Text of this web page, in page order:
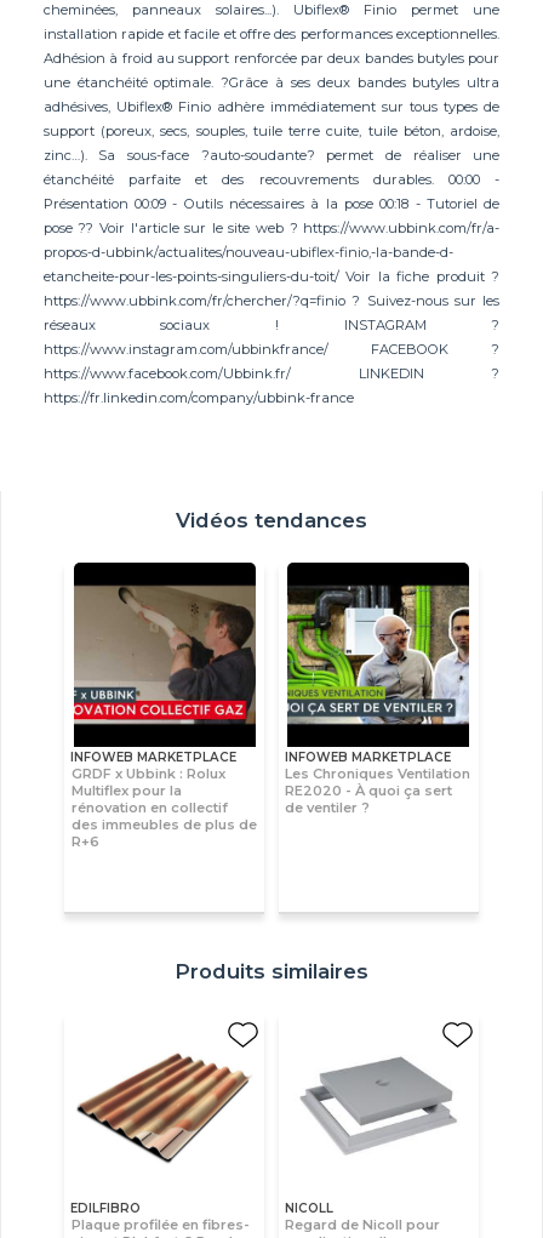
cheminées, panneaux solaires...). Ubiflex® Finio permet une
installation rapide et facile et offre des performances exceptionnelles.
Adhésion à froid au support renforcée par deux bandes butyles pour
une étanchéité optimale. ?Grâce à ses deux bandes butyles ultra
adhésives, Ubiflex® Finio adhère immédiatement sur tous types de
support (poreux, secs, souples, tuile terre cuite, tuile béton, ardoise,
zinc…). Sa sous-face ?auto-soudante? permet de réaliser une
étanchéité parfaite et des recouvrements durables. 00:00 -
Présentation 00:09 - Outils nécessaires à la pose 00:18 - Tutoriel de
pose ?? Voir l'article sur le site web ? https://www.ubbink.com/fr/a-
propos-d-ubbink/actualites/nouveau-ubiflex-finio,-la-bande-d-
etancheite-pour-les-points-singuliers-du-toit/ Voir la fiche produit ?
https://www.ubbink.com/fr/chercher/?q=finio ? Suivez-nous sur les
réseaux sociaux ! INSTAGRAM ?
https://www.instagram.com/ubbinkfrance/ FACEBOOK ?
https://www.facebook.com/Ubbink.fr/ LINKEDIN ?
https://fr.linkedin.com/company/ubbink-france
Vidéos tendances
INFOWEB MARKETPLACE
GRDF x Ubbink : Rolux
Multiflex pour la
rénovation en collectif
des immeubles de plus de
R+6
INFOWEB MARKETPLACE
Les Chroniques Ventilation
RE2020 - À quoi ça sert
de ventiler ?
Produits similaires
EDILFIBRO
Plaque profilée en fibres-
NICOLL
Regard de Nicoll pour